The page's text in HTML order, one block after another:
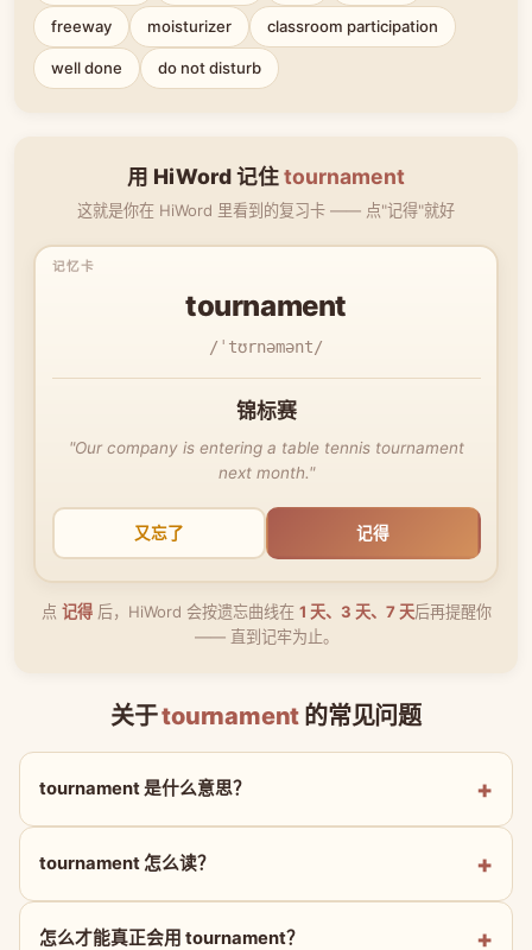
freeway moisturizer classroom participation
well done do not disturb
用 HiWord 记住tournament
这就是你在 HiWord 里看到的复习卡 —— 点"记得"就好
tournament
/ˈtʊrnəmənt/
锦标赛
"Our company is entering a table tennis tournament
next month."
又忘了 记得
点 记得后，HiWord 会按遗忘曲线在 1 天、3 天、7 天后再提醒你
—— 直到记牢为止。
关于tournament 的常见问题
tournament 是什么意思？
tournament 怎么读？
怎么才能真正会用 tournament？